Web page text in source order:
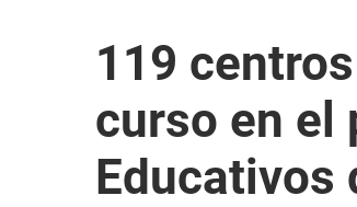
119
curso en el
Educativos